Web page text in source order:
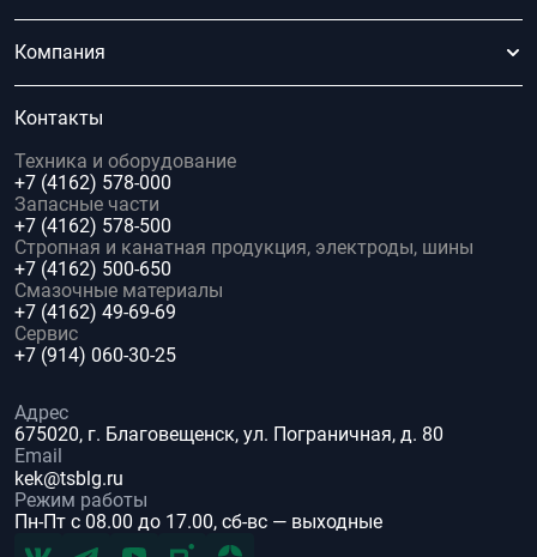
Компания
Контакты
Техника и оборудование
+7 (4162) 578-000
Запасные части
+7 (4162) 578-500
Стропная и канатная продукция, электроды, шины
+7 (4162) 500-650
Смазочные материалы
+7 (4162) 49-69-69
Сервис
+7 (914) 060-30-25
Адрес
675020, г. Благовещенск, ул. Пограничная, д. 80
Email
kek@tsblg.ru
Режим работы
Пн-Пт с 08.00 до 17.00, сб-вс — выходные